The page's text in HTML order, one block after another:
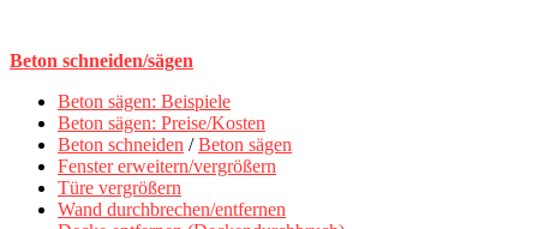
Beton schneiden/sägen
Beton sägen: Beispiele
Beton sägen: Preise/Kosten
Beton schneiden /Beton sägen
Fenster erweitern/vergrößern
Türe vergrößern
Wand durchbrechen/entfernen